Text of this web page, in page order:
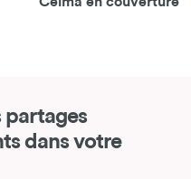
partages
dans votre